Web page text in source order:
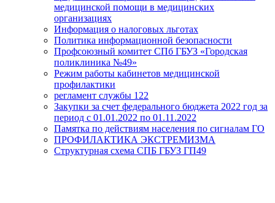
медицинской помощи в медицинских
организациях
Информация о налоговых льготах
Политика информационной безопасности
Профсоюзный комитет СПб ГБУЗ «Городская
поликлиника №49»
Режим работы кабинетов медицинской
профилактики
регламент службы 122
Закупки за счет федерального бюджета 2022 год за
период с 01.01.2022 по 01.11.2022
Памятка по действиям населения по сигналам ГО
ПРОФИЛАКТИКА ЭКСТРЕМИЗМА
Структурная схема СПБ ГБУЗ ГП49